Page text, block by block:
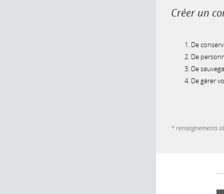
Créer un
De
De
De
De gérer
* renseignements